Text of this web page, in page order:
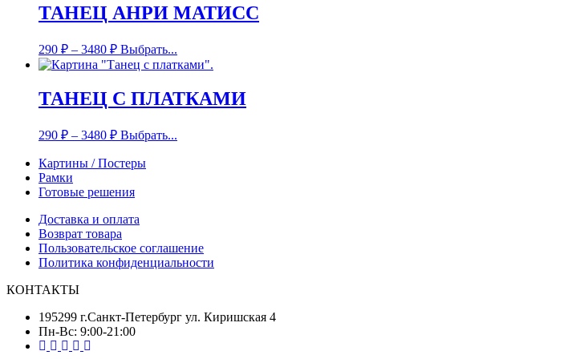
ТАНЕЦ АНРИ МАТИСС
290 ₽ – 3480 ₽ Выбрать...
ТАНЕЦ С ПЛАТКАМИ
290 ₽ – 3480 ₽ Выбрать...
Картины / Постеры
Рамки
Готовые решения
Доставка и оплата
Возврат товара
Пользовательское соглашение
Политика конфиденциальности
КОНТАКТЫ
195299 г.Санкт-Петербург ул. Киришская 4
Пн-Вс: 9:00-21:00